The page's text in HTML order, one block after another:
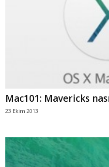
Mac101: Mavericks
23 Ekim 2013